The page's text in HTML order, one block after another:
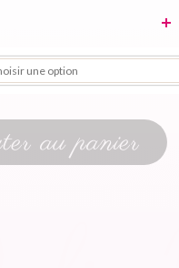
au panier